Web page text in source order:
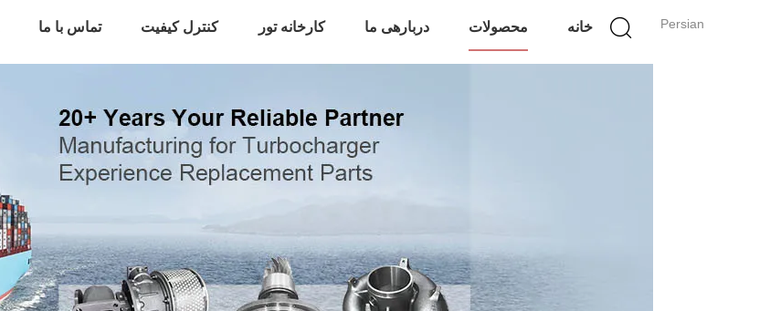
Persian خانه محصولات دربارهی ما کارخانه تور کنترل کیفیت تماس با ما